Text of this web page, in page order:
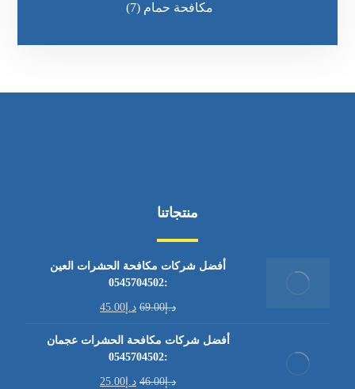
مكافحة حمام (7)
منتجاتنا
أفضل شركات مكافحة الحشرات العين
:0545704502
د.إ69.00 د.إ 45.00
أفضل شركات مكافحة الحشرات عجمان
:0545704502
د.إ46.00 د.إ 25.00